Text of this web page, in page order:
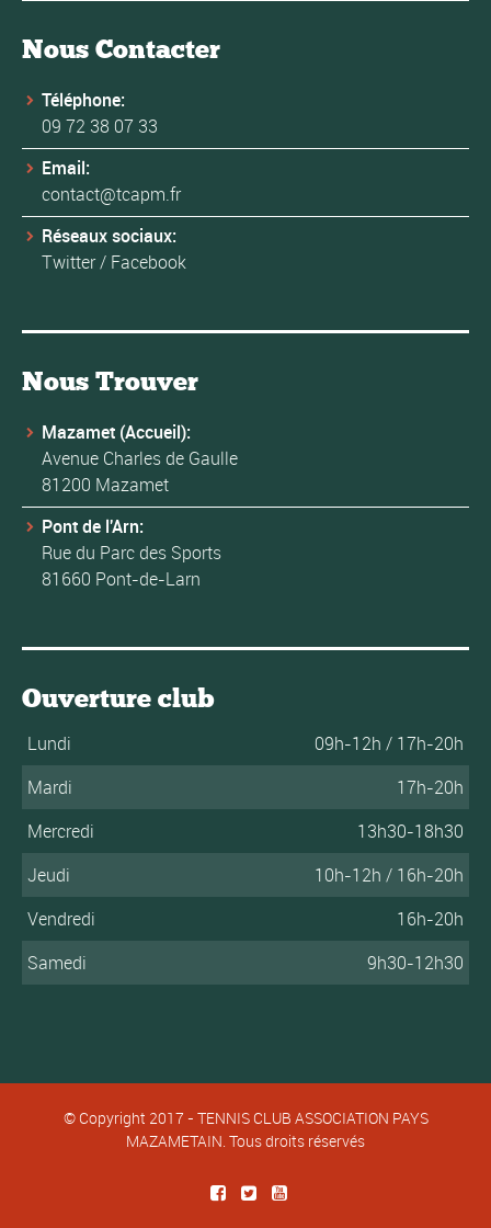
Nous Contacter
Téléphone:
09 72 38 07 33
Email:
contact@tcapm.fr
Réseaux sociaux:
Twitter/ Facebook
Nous Trouver
Mazamet (Accueil):
Avenue Charles de Gaulle
81200 Mazamet
Pont de l'Arn:
Rue du Parc des Sports
81660 Pont-de-Larn
Ouverture club
Lundi
09h-12h / 17h-20h
Mardi
17h-20h
Mercredi
13h30-18h30
Jeudi
10h-12h / 16h-20h
Vendredi
16h-20h
Samedi
9h30-12h30
© Copyright 2017 - TENNIS CLUB ASSOCIATION PAYS
MAZAMETAIN. Tous droits réservés